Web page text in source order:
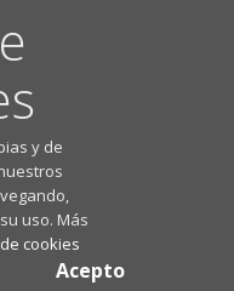
y de
uso. Más
cookies
Acepto